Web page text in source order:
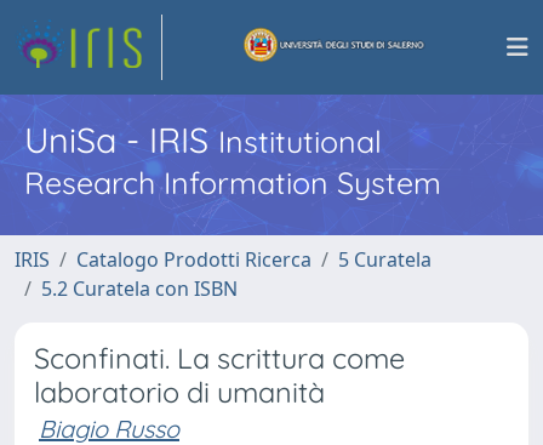
UniSa - IRISInstitutional
Research Information System
IRIS Catalogo Prodotti Ricerca
5 Curatela
5.2 Curatela con ISBN
Sconfinati. La scrittura come
laboratorio di umanità
Biagio Russo